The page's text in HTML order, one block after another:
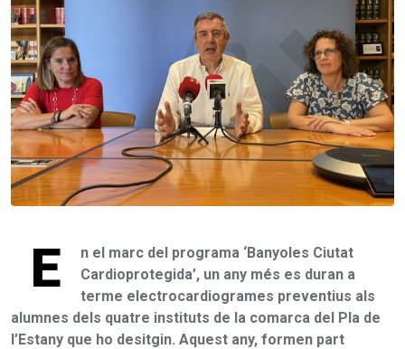
E
n el marc del programa ‘Banyoles Ciutat
Cardioprotegida’, un any més es duran a
terme electrocardiogrames preventius als
alumnes dels quatre instituts de la comarca del Pla de
l’Estany que ho desitgin. Aquest any, formen part